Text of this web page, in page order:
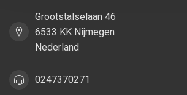
Grootstalselaan 46
6533 KK Nijmegen
Nederland
0247370271